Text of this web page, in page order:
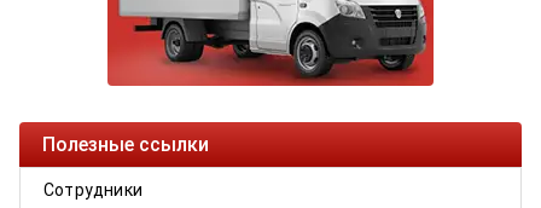
Полезные ссылки
Сотрудники